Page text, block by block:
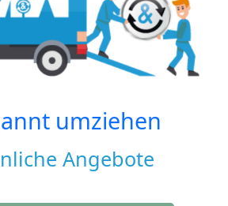
umziehen
Angebote